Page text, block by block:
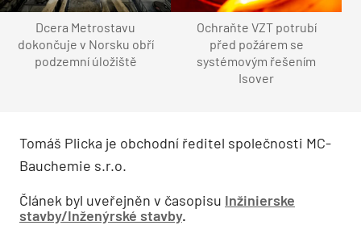
Dcera Metrostavu
dokončuje v Norsku obří
podzemní úložiště
Ochraňte VZT potrubí
před požárem se
systémovým řešením
Isover
Tomáš Plicka je obchodní ředitel společnosti ­MC-
Bauchemie s.r.o.
Článek byl uveřejněn v časopisu Inžinierske
stavby/Inženýrské stavby.